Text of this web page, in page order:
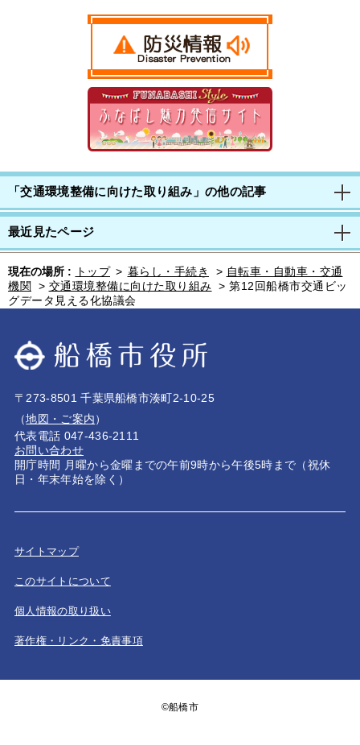
「交通環境整備に向けた取り組み」の他の記事
最近見たページ
現在の場所 : トップ > 暮らし・手続き > 自転車・自動車・交通
機関
> 交通環境整備に向けた取り組み > 第12回船橋市交通ビッ
グデータ見える化協議会
〒273-8501 千葉県船橋市湊町2-10-25
（地図・ご案内）
代表電話 047-436-2111
お問い合わせ
開庁時間 月曜から金曜までの午前9時から午後5時まで（祝休
日・年末年始を除く）
サイトマップ
このサイトについて
個人情報の取り扱い
著作権・リンク・免責事項
©船橋市